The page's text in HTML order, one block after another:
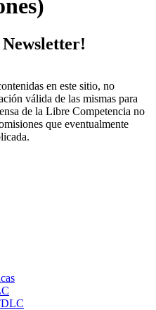
Newsletter!
en este sitio, no
válida de las mismas para
de la Libre Competencia no
que eventualmente